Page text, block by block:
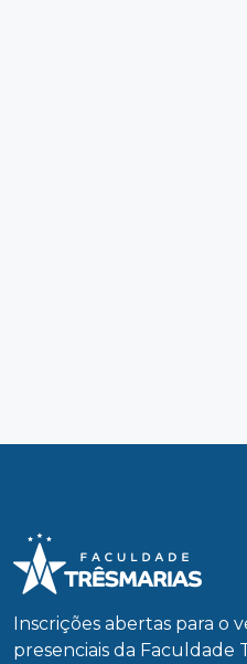
Inscrições abertas para o
presenciais da Faculdade